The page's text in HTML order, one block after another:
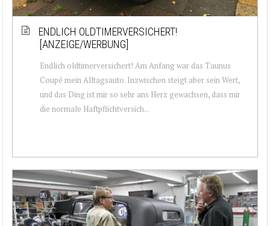
ENDLICH OLDTIMERVERSICHERT!
[ANZEIGE/WERBUNG]
Endlich oldtimerversichert! Am Anfang war das Taunus
Coupé mein Alltagsauto. Inzwischen steigt aber sein Wert,
und das Ding ist mir so sehr ans Herz gewachsen, dass mir
die normale Haftpflichtversich...